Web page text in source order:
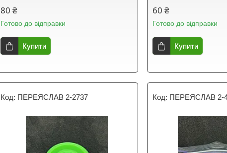
80 ₴
Готово до відправки
Купити
60 ₴
Готово до відправки
Купити
ПЕРЕЯСЛАВ 2-2737 ПЕРЕЯСЛАВ 2-